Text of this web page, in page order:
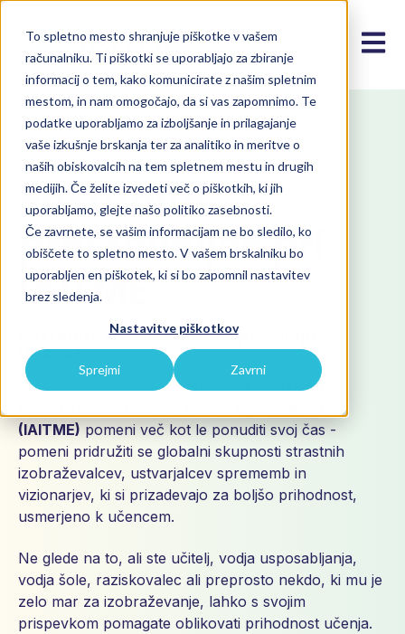
To spletno mesto shranjuje piškotke v vašem
računalniku. Ti piškotki se uporabljajo za zbiranje
informacij o tem, kako komunicirate z našim spletnim
mestom, in nam omogočajo, da si vas zapomnimo. Te
podatke uporabljamo za izboljšanje in prilagajanje
vaše izkušnje brskanja ter za analitiko in meritve o
naših obiskovalcih na tem spletnem mestu in drugih
medijih. Če želite izvedeti več o piškotkih, ki jih
uporabljamo, glejte našo politiko zasebnosti.
Če zavrnete, se vašim informacijam ne bo sledilo, ko
obiščete to spletno mesto. V vašem brskalniku bo
uporabljen en piškotek, ki si bo zapomnil nastavitev
brez sledenja.
Nastavitve piškotkov
Sprejmi Zavrni
Open
VKLJUČITE SE
Postanite
prostovoljec pri
IAITME
Postanite del gibanja, ki spreminja
izobraževanje.
Prostovoljstvo priMednarodnem združenju
(IAITME) pomeni več kot le ponuditi svoj čas -
pomeni pridružiti se globalni skupnosti strastnih
izobraževalcev, ustvarjalcev sprememb in
vizionarjev, ki si prizadevajo za boljšo prihodnost,
usmerjeno k učencem.
Ne glede na to, ali ste učitelj, vodja usposabljanja,
vodja šole, raziskovalec ali preprosto nekdo, ki mu je
zelo mar za izobraževanje, lahko s svojim
prispevkom pomagate oblikovati prihodnost učenja.